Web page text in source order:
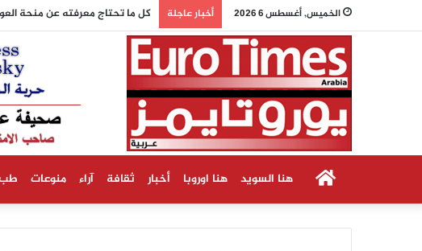
الخميس, أغسطس 6 2026 أخبار عاجلة كل ما تحتاج معرفته عن منحة
الرئيسيةهنا السويد هنا اوروبا أخبار ثقافة آراء منوعات طب